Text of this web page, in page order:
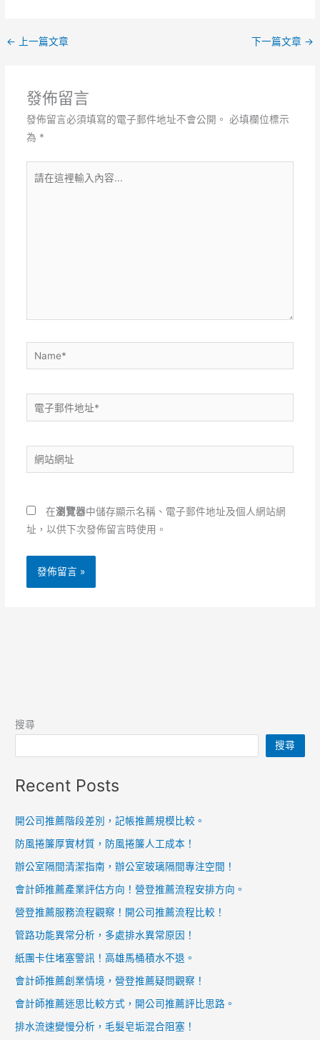
← 上一篇文章 下一篇文章 →
發佈留言
發佈留言必須填寫的電子郵件地址不會公開。 必填欄位標示
為 *
Name*
電
子
件
地
*
站
址
在瀏覽器中儲存顯示名稱、電子郵件地址及個人網站網
址，以供下次發佈留言時使用。
搜尋
搜尋
Recent Posts
開公司推薦階段差別，記帳推薦規模比較。
防風捲簾厚實材質，防風捲簾人工成本！
辦公室隔間清潔指南，辦公室玻璃隔間專注空間！
會計師推薦產業評估方向！營登推薦流程安排方向。
營登推薦服務流程觀察！開公司推薦流程比較！
管路功能異常分析，多處排水異常原因！
紙團卡住堵塞警訊！高雄馬桶積水不退。
會計師推薦創業情境，營登推薦疑問觀察！
會計師推薦迷思比較方式，開公司推薦評比思路。
排水流速變慢分析，毛髮皂垢混合阻塞！